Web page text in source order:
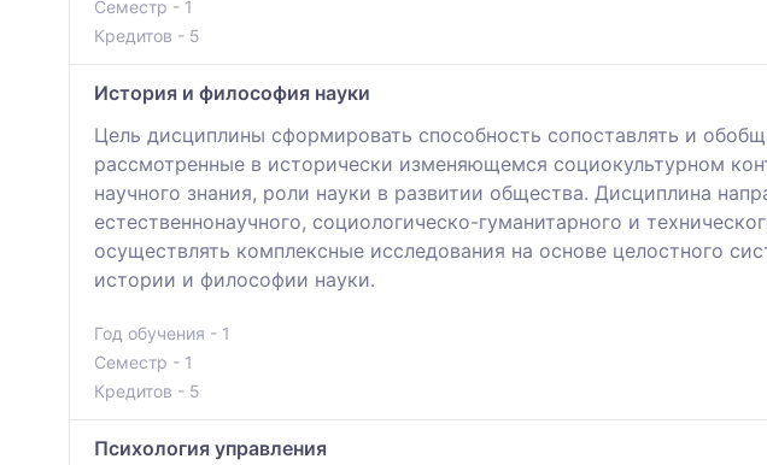
Семестр - 1
Кредитов - 5
История и философия науки
Цель дисциплины сформировать способность сопоставлять и
рассмотренные в исторически изменяющемся социокультурном
научного знания, роли науки в развитии общества. Дисциплина
естественнонаучного, социологическо-гуманитарного и
осуществлять комплексные исследования на основе целостного
истории и философии науки.
Год обучения - 1
Семестр - 1
Кредитов - 5
Психология управления